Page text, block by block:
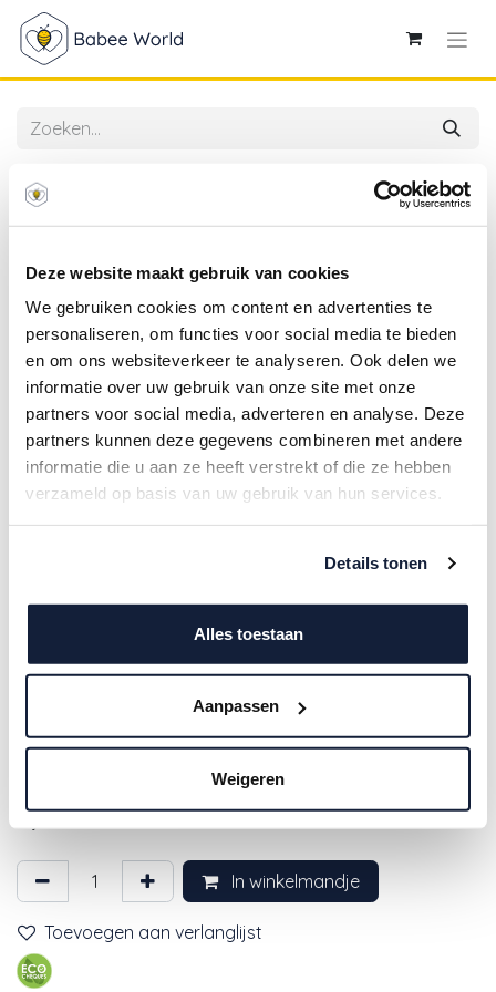
Deze website maakt gebruik van cookies
We gebruiken cookies om content en advertenties te
personaliseren, om functies voor social media te bieden
en om ons websiteverkeer te analyseren. Ook delen we
informatie over uw gebruik van onze site met onze
partners voor social media, adverteren en analyse. Deze
partners kunnen deze gegevens combineren met andere
informatie die u aan ze heeft verstrekt of die ze hebben
verzameld op basis van uw gebruik van hun services.
Details tonen
Alles toestaan
Aanpassen
Weigeren
Ambiente | Servetten Autumn Forest 3-laags 33x33cm
20-pack
Ambiente | Servetten Autumn
Forest 3-laags 33x33cm 20-pack
3,50€
In winkelmandje
Toevoegen aan verlanglijst